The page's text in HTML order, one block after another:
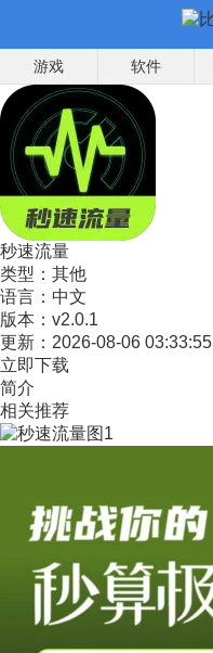
游戏 软件
秒速流量
类型： 其他
语言： 中文
版本： v2.0.1
更新： 2026-08-06 03:33:55
立即下载
简介
相关推荐